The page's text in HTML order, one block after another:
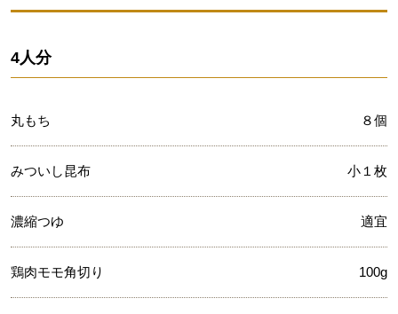
4人分
丸もち ８個
みついし昆布 小１枚
濃縮つゆ 適宜
鶏肉モモ角切り 100g